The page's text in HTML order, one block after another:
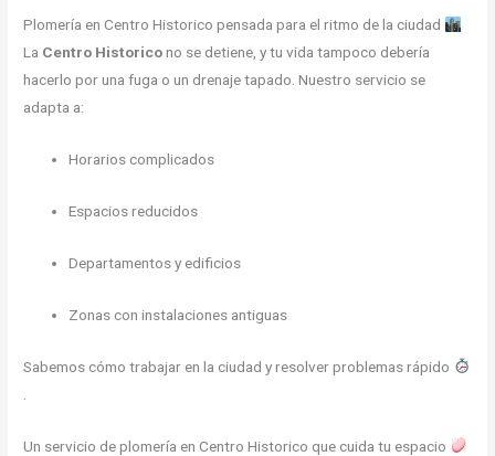
Plomería en Centro Historico pensada para el ritmo de la ciudad
La Centro Historicono se detiene, y tu vida tampoco debería
hacerlo por una fuga o un drenaje tapado. Nuestro servicio se
adapta a:
Horarios complicados
Espacios reducidos
Departamentos y edificios
Zonas con instalaciones antiguas
Sabemos cómo trabajar en la ciudad y resolver problemas rápido
Un servicio de plomería en Centro Historico que cuida tu espacio